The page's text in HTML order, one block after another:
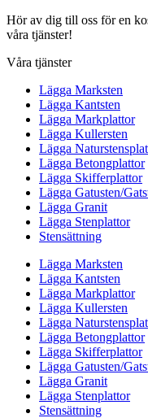
Hör av dig till oss för en
våra tjänster!
Våra tjänster
Lägga Marksten
Lägga Kantsten
Lägga Markplattor
Lägga Kullersten
Lägga
Lägga Betongplattor
Lägga Skifferplattor
Lägga Gatusten/
Lägga Granit
Lägga Stenplattor
Stensättning
Lägga Marksten
Lägga Kantsten
Lägga Markplattor
Lägga Kullersten
Lägga
Lägga Betongplattor
Lägga Skifferplattor
Lägga Gatusten/
Lägga Granit
Lägga Stenplattor
Stensättning